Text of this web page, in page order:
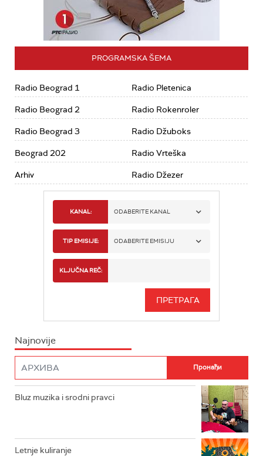
PROGRAMSKA ŠEMA
Radio Beograd 1
Radio Beograd 2
Radio Beograd 3
Beograd 202
Arhiv
Radio Pletenica
Radio Rokenroler
Radio Džuboks
Radio Vrteška
Radio Džezer
KANAL: ODABERITE KANAL
RADIO BEOGRAD 1
RADIO BEOGRAD 3
RADIO ROKENROLER
RADIO DŽEZER
TIP EMISIJE: ODABERITE EMISIJU
INFO
KLJUČNA REČ:
Najnovije
Bluz muzika i srodni pravci
Letnje kuliranje